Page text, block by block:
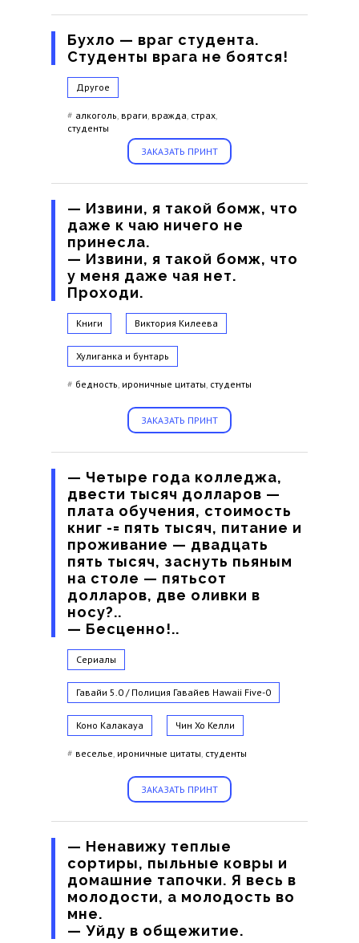
Бухло — враг студента.
Студенты врага не боятся!
Другое
# алкоголь, враги, вражда, страх,
студенты
ЗАКАЗАТЬ ПРИНТ
— Извини, я такой бомж, что
даже к чаю ничего не
принесла.
— Извини, я такой бомж, что
у меня даже чая нет.
Проходи.
Книги Виктория Килеева
Хулиганка и бунтарь
# бедность, ироничные цитаты, студенты
ЗАКАЗАТЬ ПРИНТ
— Четыре года колледжа,
двести тысяч долларов —
плата обучения, стоимость
книг -= пять тысяч, питание и
проживание — двадцать
пять тысяч, заснуть пьяным
на столе — пятьсот
долларов, две оливки в
носу?..
— Бесценно!..
Сериалы
Гавайи 5.0 / Полиция Гавайев Hawaii Five-0
Коно Калакауа Чин Хо Келли
# веселье, ироничные цитаты, студенты
ЗАКАЗАТЬ ПРИНТ
— Ненавижу теплые
сортиры, пыльные ковры и
домашние тапочки. Я весь в
молодости, а молодость во
мне.
— Уйду в общежитие.